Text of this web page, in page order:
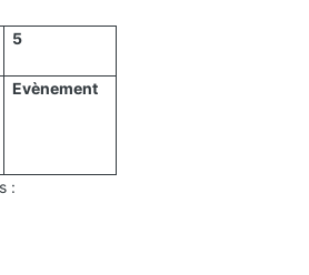
5
Evènement
: